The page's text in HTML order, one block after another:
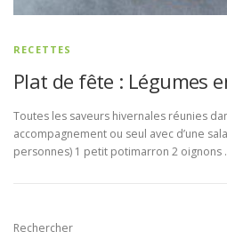
RECETTES
Plat de fête : Légumes
Toutes les saveurs hivernales réunies
accompagnement ou seul avec d’une
personnes) 1 petit potimarron 2 oignons
Rechercher